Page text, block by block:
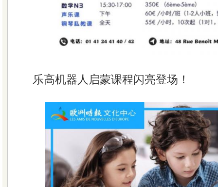
乐高机器人启蒙课程闪亮登场！